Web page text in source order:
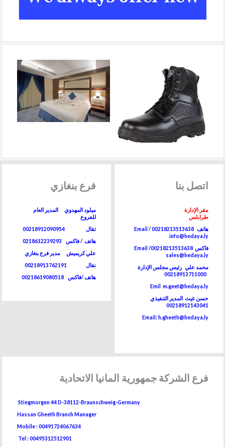
اتصل بنا
مقر الإدارة
طرابلس
هاتف 00218213513638 / Email
info@hedaya.ly
فاكس 00218213513638/ Email
sales@hedaya.ly
محمد علي رئيس مجلس الإدارة
00218913711000
Emil m.geet@hedaya.ly
حسن غيث المدير التنفيذي
00218912143041
Email: h.gheeth@hedaya.ly
فرع بنغازي
ميلود المهدوي المدير العام
للفروع
تقال 00218912090954
هاتف / فاكس 0218612239293
علي كريميش مدير فرع بنغازي
نقال 00218913762191
هاتف /فاكس
00218619080518
فرع الشركة جمهورية المانيا الاتحادية
Stiegmorgen 44 D-38112-Braunschweig-Germany
Hassan Gheeth Branch Manager
Mobile : 00491724067634
Tel : 00495312512901